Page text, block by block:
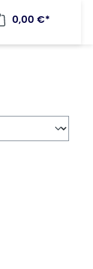
0,00 €*